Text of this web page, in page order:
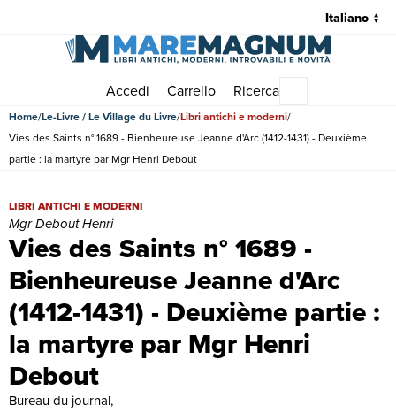
Accedi Carrello Ricerca
Home Le-Livre / Le Village du Livre Libri antichi e moderni
Vies des Saints n° 1689 - Bienheureuse Jeanne d'Arc (1412-1431) - Deuxième
partie : la martyre par Mgr Henri Debout
Vies des Saints n° 1689 -
Bienheureuse Jeanne d'Arc
(1412-1431) - Deuxième partie :
la martyre par Mgr Henri
Debout
Vies des Saints n° 1689 - Bienheureuse Jeanne d'Arc (1412-1431)
LIBRI ANTICHI E MODERNI
Mgr Debout Henri
Bureau du journal,